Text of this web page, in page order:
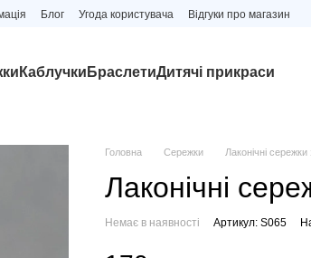
Блог Угода користувача Відгуки про магазин
Каблучки БраслетиДитячі прикраси
Головна Сережки Лаконічні
Лаконічні
Немає в наявності Артикул: S065